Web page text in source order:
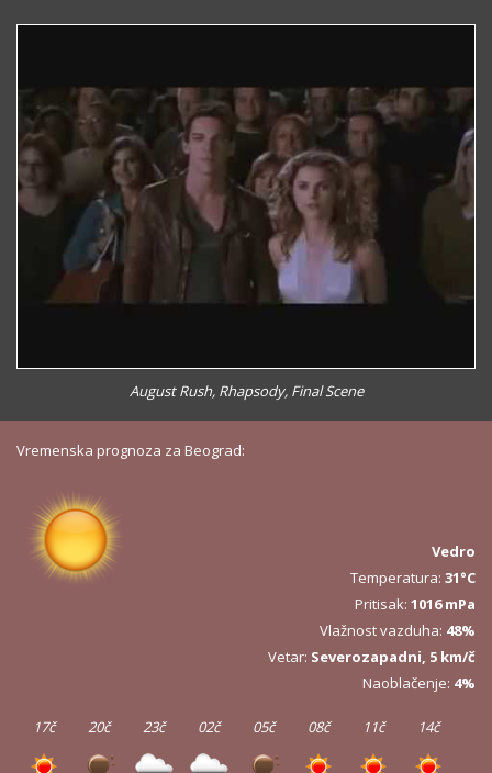
August Rush, Rhapsody, Final Scene
Vremenska prognoza za Beograd:
Vedro
Temperatura: 31°C
Pritisak: 1016 mPa
Vlažnost vazduha: 48%
Vetar: Severozapadni, 5 km/č
Naoblačenje: 4%
17č 20č 23č 02č 05č 08č 11č 14č